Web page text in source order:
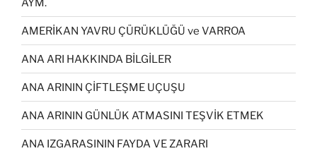
AMERİKAN YAVRU ÇÜRÜKLÜĞÜ ve VARROA
ANA ARI HAKKINDA BİLGİLER
ANA ARININ ÇİFTLEŞME UÇUŞU
ANA ARININ GÜNLÜK ATMASINI TEŞVİK ETMEK
ANA IZGARASININ FAYDA VE ZARARI